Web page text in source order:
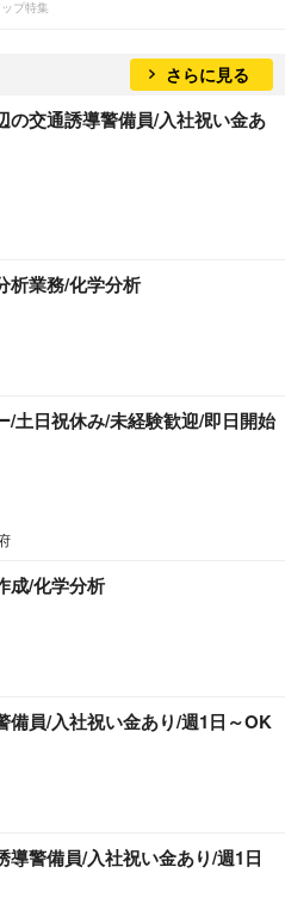
プ特集
さらに見る
の交通誘導警備員/入社祝い金あ
析業務/化学分析
/土日祝休み/未経験歓迎/即日開始
成/化学分析
備員/入社祝い金あり/週1日～OK
導警備員/入社祝い金あり/週1日